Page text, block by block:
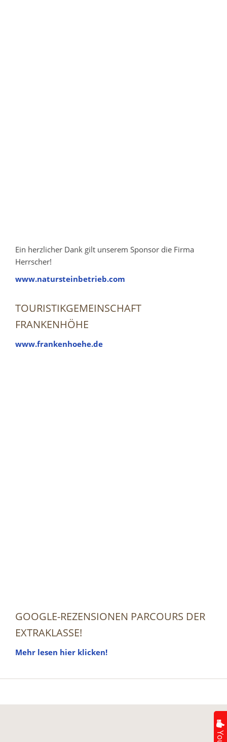
Ein herzlicher Dank gilt unserem Sponsor die Firma
Herrscher!
www.natursteinbetrieb.com
TOURISTIKGEMEINSCHAFT
FRANKENHÖHE
www.frankenhoehe.de
GOOGLE-REZENSIONEN PARCOURS DER
EXTRAKLASSE!
Mehr lesen hier klicken!